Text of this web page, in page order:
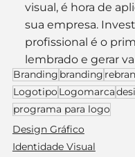
visual, é hora de
sua empresa.
profissional é o
lembrado e gerar
Branding branding
Logotipo Logomarca
programa para logo
Design Gráfico
Identidade Visual